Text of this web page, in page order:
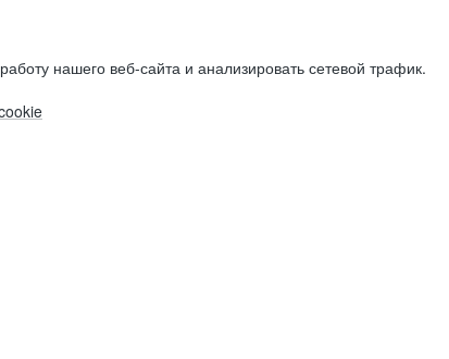
нашего веб-сайта и анализировать сетевой трафик.